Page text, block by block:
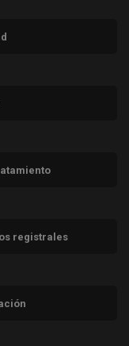
registrales